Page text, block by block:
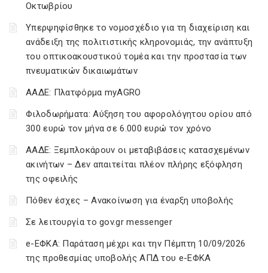
Οκτωβρίου
Υπερψηφίσθηκε το νομοσχέδιο για τη διαχείριση και
ανάδειξη της πολιτιστικής κληρονομιάς, την ανάπτυξη
του οπτικοακουστικού τομέα και την προστασία των
πνευματικών δικαιωμάτων
ΑΑΔΕ: Πλατφόρμα myAGRO
Φιλοδωρήματα: Αύξηση του αφορολόγητου ορίου από
300 ευρώ τον μήνα σε 6.000 ευρώ τον χρόνο
ΑΑΔΕ: Ξεμπλοκάρουν οι μεταβιβάσεις κατασχεμένων
ακινήτων – Δεν απαιτείται πλέον πλήρης εξόφληση
της οφειλής
Πόθεν έσχες – Ανακοίνωση για έναρξη υποβολής
Σε λειτουργία το gov.gr messenger
e-ΕΦΚΑ: Παράταση μέχρι και την Πέμπτη 10/09/2026
της προθεσμίας υποβολής ΑΠΔ του e-ΕΦΚΑ